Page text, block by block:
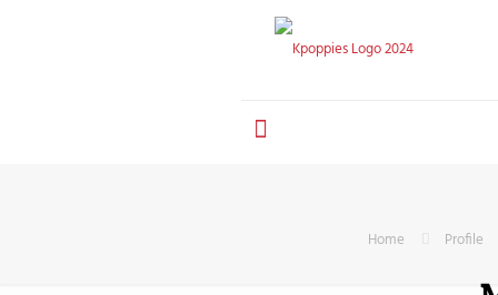
Home Profile